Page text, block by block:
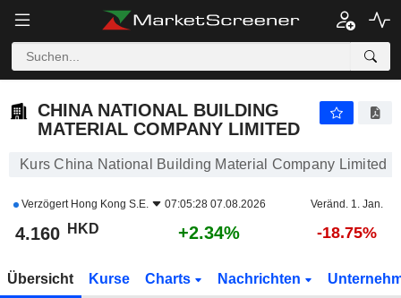
CHINA NATIONAL BUILDING
MATERIAL COMPANY LIMITED
Kurs China National Building Material Company Limited
Verzögert Hong Kong S.E. 07:05:28 07.08.2026 Veränd. 1. Jan.
4.160 HKD +2.34% -18.75%
Übersicht Kurse Charts Nachrichten